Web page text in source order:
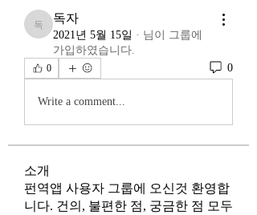
독자
독자
2021년 5월 15일 · 님이 그룹에
가입하였습니다.
0 0
Write a comment...
소개
펀역앱 사용자 그룹에 오신것 환영합
니다. 건의, 불편한 점, 궁금한 점 모두